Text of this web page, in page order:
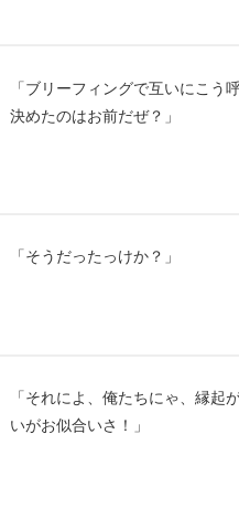
「ブリーフィングで互いにこう
決めたのはお前だぜ？」
「そうだったっけか？」
「それによ、俺たちにゃ、縁起
いがお似合いさ！」